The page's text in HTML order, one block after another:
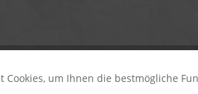
Cookies, um Ihnen die bestmögliche